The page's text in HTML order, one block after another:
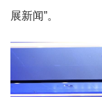
展新闻”。